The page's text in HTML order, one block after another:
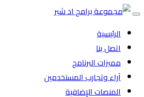
Toggle
الرئيسية
اتصل بنا
مميزات البرنامج
آراء وتجارب المستخدمين
المنصات الإضافية